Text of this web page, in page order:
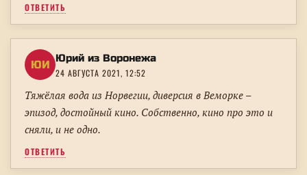
ОТВЕТИТЬ
ЮИ Юрий из Воронежа
24 АВГУСТА 2021, 12:52
Тяжёлая вода из Норвегии, диверсия в Веморке –
эпизод, достойный кино. Собственно, кино про это и
сняли, и не одно.
ОТВЕТИТЬ